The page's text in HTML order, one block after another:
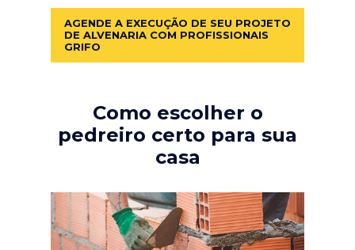
AGENDE A EXECUÇÃO DE SEU PROJETO
DE ALVENARIA COM PROFISSIONAIS
GRIFO
Como escolher o
pedreiro certo para sua
casa